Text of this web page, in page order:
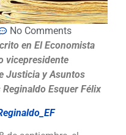
No Comments
en El Economista
vicepresidente
Justicia y Asuntos
Esquer Félix